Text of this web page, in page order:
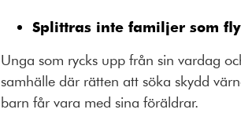
Splittras inte familjer som
Unga som rycks upp från sin vardag
samhälle där rätten att söka skydd
barn får vara med sina föräldrar.